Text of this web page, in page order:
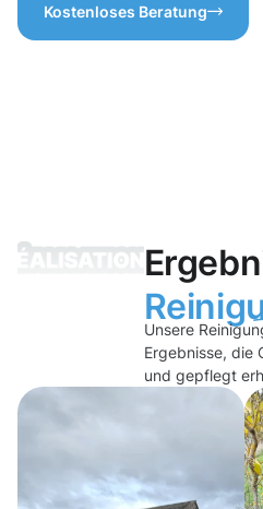
Kostenloses Beratung
Unsere
Ergebnisse, die
und gepflegt